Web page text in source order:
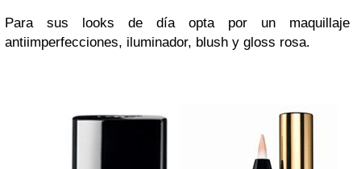
Para sus looks de día opta por un maquillaje
antiimperfecciones, iluminador, blush y gloss rosa.